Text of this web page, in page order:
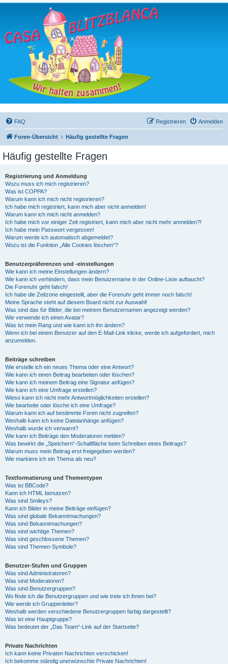
FAQ Anmelden
Registrieren
Foren-Übersicht Häufig gestellte Fragen
Häufig gestellte Fragen
Registrierung und Anmeldung
Wozu muss ich mich registrieren?
Was ist COPPA?
Warum kann ich mich nicht registrieren?
Ich habe mich registriert, kann mich aber nicht anmelden!
Warum kann ich mich nicht anmelden?
Ich habe mich vor einiger Zeit registriert, kann mich aber nicht mehr anmelden?!
Ich habe mein Passwort vergessen!
Warum werde ich automatisch abgemeldet?
Wozu ist die Funktion „Alle Cookies löschen“?
Benutzerpräferenzen und -einstellungen
Wie kann ich meine Einstellungen ändern?
Wie kann ich verhindern, dass mein Benutzername in der Online-Liste auftaucht?
Die Forenuhr geht falsch!
Ich habe die Zeitzone eingestellt, aber die Forenuhr geht immer noch falsch!
Meine Sprache steht auf diesem Board nicht zur Auswahl!
Was sind das für Bilder, die bei meinem Benutzernamen angezeigt werden?
Wie verwende ich einen Avatar?
Was ist mein Rang und wie kann ich ihn ändern?
Wenn ich bei einem Benutzer auf den E-Mail-Link klicke, werde ich aufgefordert, mich
anzumelden.
Beiträge schreiben
Wie erstelle ich ein neues Thema oder eine Antwort?
Wie kann ich einen Beitrag bearbeiten oder löschen?
Wie kann ich meinem Beitrag eine Signatur anfügen?
Wie kann ich eine Umfrage erstellen?
Wieso kann ich nicht mehr Antwortmöglichkeiten erstellen?
Wie bearbeite oder lösche ich eine Umfrage?
Warum kann ich auf bestimmte Foren nicht zugreifen?
Weshalb kann ich keine Dateianhänge anfügen?
Weshalb wurde ich verwarnt?
Wie kann ich Beiträge den Moderatoren melden?
Was bewirkt die „Speichern“-Schaltfläche beim Schreiben eines Beitrags?
Warum muss mein Beitrag erst freigegeben werden?
Wie markiere ich ein Thema als neu?
Textformatierung und Thementypen
Was ist BBCode?
Kann ich HTML benutzen?
Was sind Smileys?
Kann ich Bilder in meine Beiträge einfügen?
Was sind globale Bekanntmachungen?
Was sind Bekanntmachungen?
Was sind wichtige Themen?
Was sind geschlossene Themen?
Was sind Themen-Symbole?
Benutzer-Stufen und Gruppen
Was sind Administratoren?
Was sind Moderatoren?
Was sind Benutzergruppen?
Wo finde ich die Benutzergruppen und wie trete ich ihnen bei?
Wie werde ich Gruppenleiter?
Weshalb werden verschiedene Benutzergruppen farbig dargestellt?
Was ist eine Hauptgruppe?
Was bedeutet der „Das Team“-Link auf der Startseite?
Private Nachrichten
Ich kann keine Privaten Nachrichten verschicken!
Ich bekomme ständig unerwünschte Private Nachrichten!